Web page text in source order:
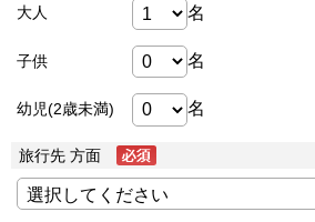
大人 名
子供 名
幼児(2歳未満) 名
旅行先 方面